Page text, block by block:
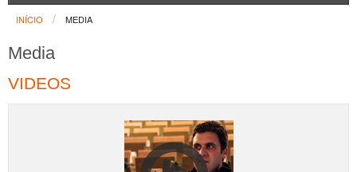
INÍCIO MEDIA
Media
VIDEOS